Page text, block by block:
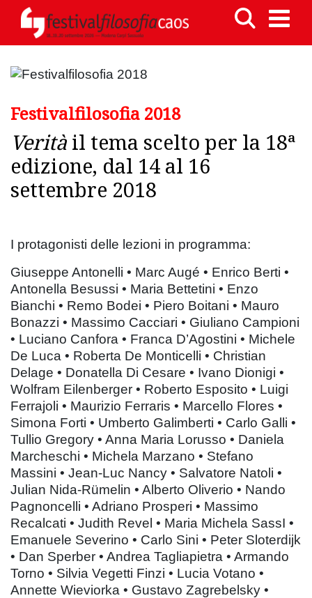
Festivalfilosofia 2018
Verità il tema scelto per la 18ª
edizione, dal 14 al 16
settembre 2018
I protagonisti delle lezioni in programma:
Giuseppe Antonelli • Marc Augé • Enrico Berti •
Antonella Besussi • Maria Bettetini • Enzo
Bianchi • Remo Bodei • Piero Boitani • Mauro
Bonazzi • Massimo Cacciari • Giuliano Campioni
• Luciano Canfora • Franca D’Agostini • Michele
De Luca • Roberta De Monticelli • Christian
Delage • Donatella Di Cesare • Ivano Dionigi •
Wolfram Eilenberger • Roberto Esposito • Luigi
Ferrajoli • Maurizio Ferraris • Marcello Flores •
Simona Forti • Umberto Galimberti • Carlo Galli •
Tullio Gregory • Anna Maria Lorusso • Daniela
Marcheschi • Michela Marzano • Stefano
Massini • Jean-Luc Nancy • Salvatore Natoli •
Julian Nida-Rümelin • Alberto Oliverio • Nando
Pagnoncelli • Adriano Prosperi • Massimo
Recalcati • Judith Revel • Maria Michela SassI •
Emanuele Severino • Carlo Sini • Peter Sloterdijk
• Dan Sperber • Andrea Tagliapietra • Armando
Torno • Silvia Vegetti Finzi • Lucia Votano •
Annette Wieviorka • Gustavo Zagrebelsky •